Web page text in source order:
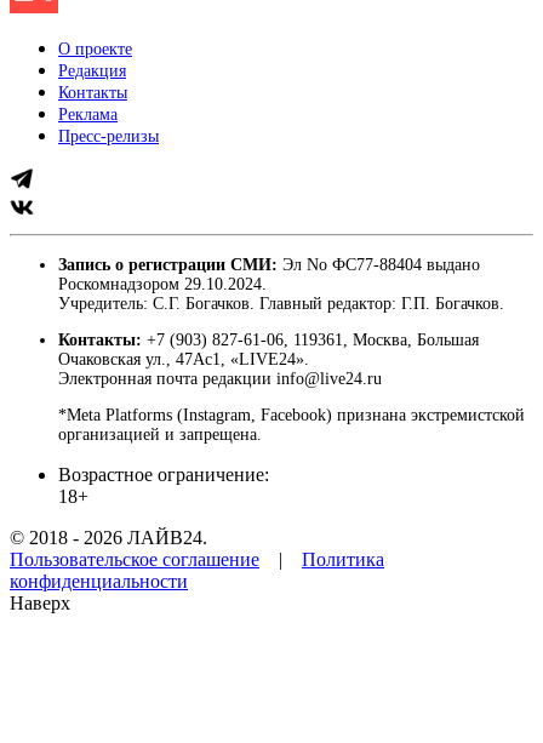
О проекте
Редакция
Контакты
Реклама
Пресс-релизы
Запись о регистрации СМИ: Эл No ФС77-88404 выдано
Роскомнадзором 29.10.2024.
Учредитель: С.Г. Богачков. Главный редактор: Г.П. Богачков.
Контакты: +7 (903) 827-61-06, 119361, Москва, Большая
Очаковская ул., 47Ас1, «LIVE24».
Электронная почта редакции info@live24.ru
*Meta Platforms (Instagram, Facebook) признана экстремистской
организацией и запрещена.
Возрастное ограничение:
18+
© 2018 - 2026 ЛАЙВ24.
Пользовательское соглашение | Политика
конфиденциальности
Наверх